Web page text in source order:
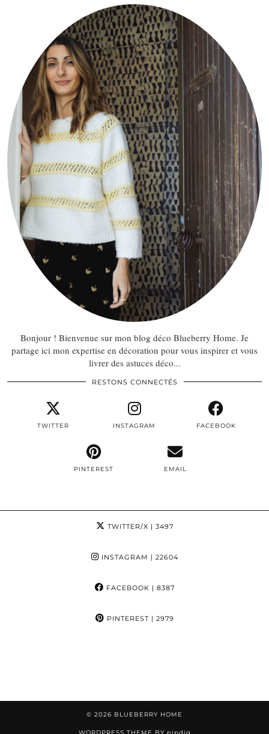
Bonjour ! Bienvenue sur mon blog déco Blueberry Home. Je
partage ici mon expertise en décoration pour vous inspirer et vous
livrer des astuces déco...
RESTONS CONNECTÉS
TWITTER INSTAGRAM FACEBOOK
PINTEREST EMAIL
TWITTER/X | 3497
INSTAGRAM | 22604
FACEBOOK | 8387
PINTEREST| 2979
© 2026 BLUEBERRY HOME